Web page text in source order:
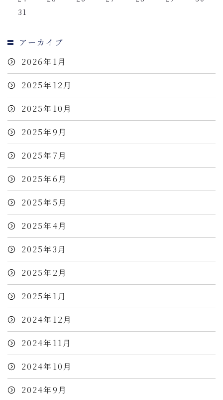
31
アーカイブ
2026年1月
2025年12月
2025年10月
2025年9月
2025年7月
2025年6月
2025年5月
2025年4月
2025年3月
2025年2月
2025年1月
2024年12月
2024年11月
2024年10月
2024年9月